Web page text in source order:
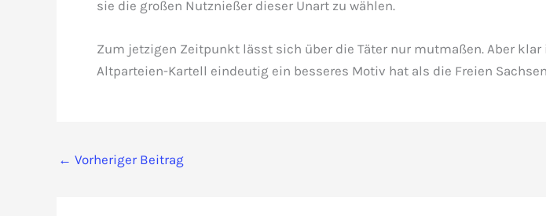
sie die großen Nutznießer dieser Unart zu wählen.
Zum jetzigen Zeitpunkt lässt sich über die Täter nur mutmaßen. Aber klar
Altparteien-Kartell eindeutig ein besseres Motiv hat als die Freien
← Vorheriger Beitrag